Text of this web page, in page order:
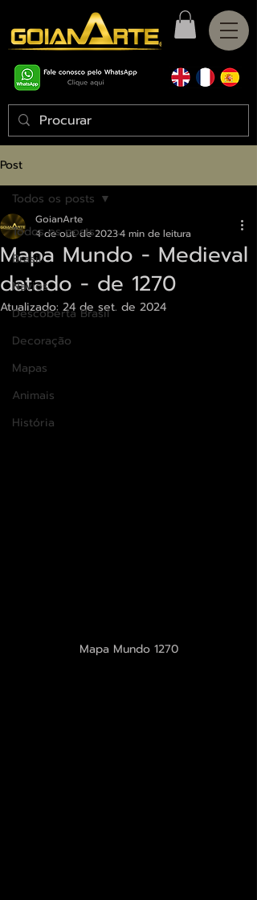
Post
Todos os posts
Brasil
Navios
Descoberta Brasil
Decoração
Mapas
Animais
História
Todos os posts
Mapa Mundo - Medieval
datado - de 1270
GoianArte
4 de out. de 20234 min de leitura
Atualizado: 24 de set. de 2024
Avaliado com NaN de 5 estrelas.
Mapa Mundo 1270